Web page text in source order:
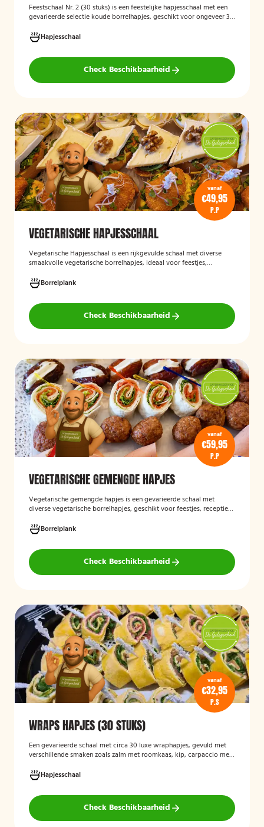
Feestschaal Nr. 2 (30 stuks) is een feestelijke hapjesschaal met een
gevarieerde selectie koude borrelhapjes, geschikt voor ongeveer 30
feestelijke gelegenheden en biedt een gemakkelijke, kant-en-klare
oplossing voor het serveren van smakelijke hapjes aan uw gasten.
Hapjesschaal
Check Beschikbaarheid
vanaf
€49,95
P.P
VEGETARISCHE HAPJESSCHAAL
Vegetarische Hapjesschaal is een rijkgevulde schaal met diverse
smaakvolle vegetarische borrelhapjes, ideaal voor feestjes,
een gevarieerde selectie van vegetarische lekkernijen die direct
klaar zijn om te serveren en geschikt zijn voor gasten die bewust of
volledig vegetarisch eten.
Borrelplank
Check Beschikbaarheid
vanaf
€59,95
P.P
VEGETARISCHE GEMENGDE HAPJES
Vegetarische gemengde hapjes is een gevarieerde schaal met
diverse vegetarische borrelhapjes, geschikt voor feestjes, recepties
smaakvolle vegetarische snacks en biedt een afwisselend
assortiment voor gasten die geen vlees eten.
Borrelplank
Check Beschikbaarheid
vanaf
€32,95
P.S
WRAPS HAPJES (30 STUKS)
Een gevarieerde schaal met circa 30 luxe wraphapjes, gevuld met
verschillende smaken zoals zalm met roomkaas, kip, carpaccio met
Ideaal als borrelhapje voor feestjes, recepties of zakelijke
bijeenkomsten. De wraps zijn vers bereid en aantrekkelijk
gepresenteerd op een serveerschaal.
Hapjesschaal
Check Beschikbaarheid